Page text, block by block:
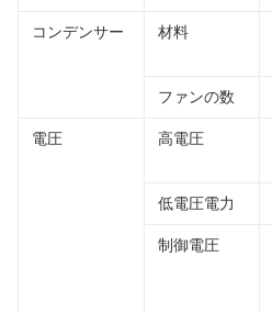
コンデンサー 材料
ファンの数
電圧 高電圧
低電圧電力
制御電圧